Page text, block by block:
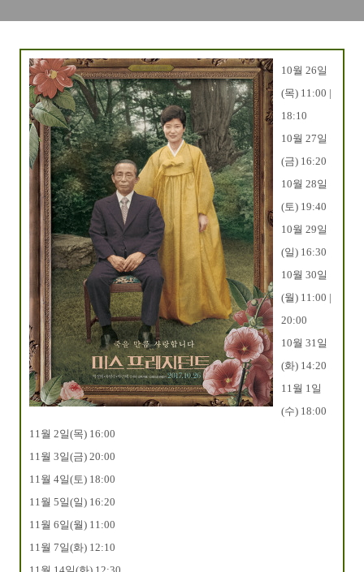
10월 26일
(목) 11:00 |
18:10
10월 27일
(금) 16:20
10월 28일
(토) 19:40
10월 29일
(일) 16:30
10월 30일
(월) 11:00 |
20:00
10월 31일
(화) 14:20
11월 1일
(수) 18:00
11월 2일(목) 16:00
11월 3일(금) 20:00
11월 4일(토) 18:00
11월 5일(일) 16:20
11월 6일(월) 11:00
11월 7일(화) 12:10